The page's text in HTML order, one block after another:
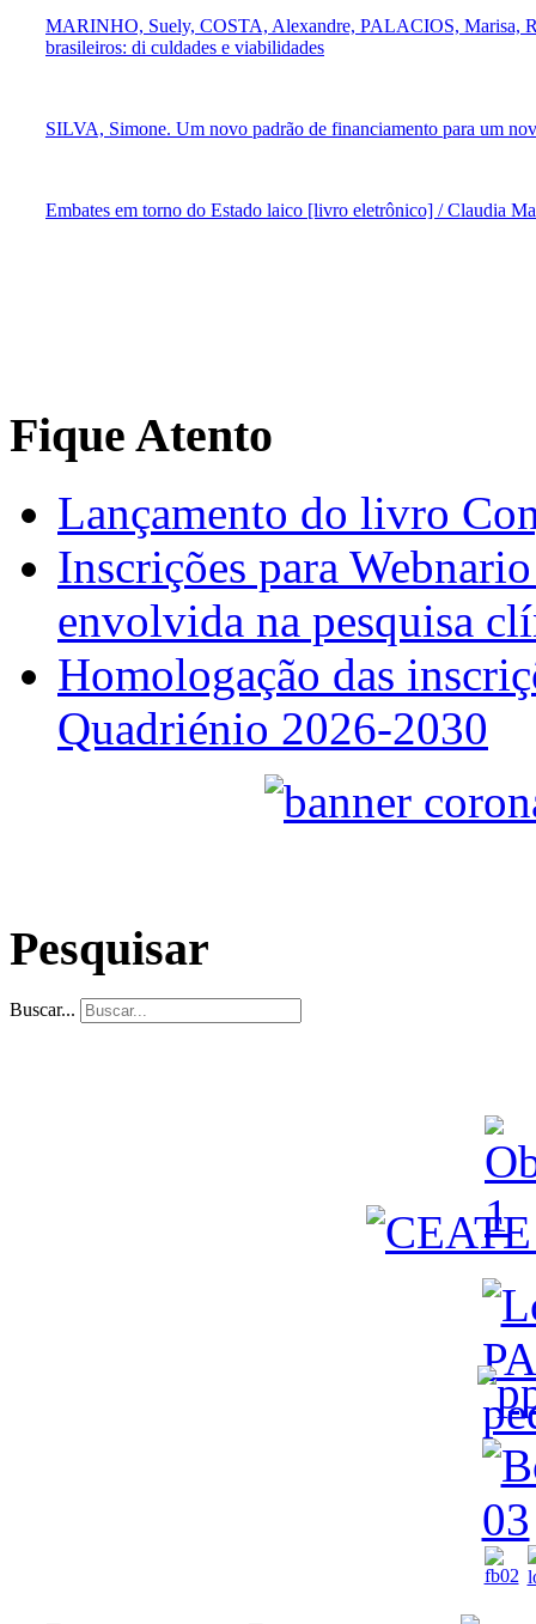
MARINHO, Suely, COSTA, Alexandre, PALACIOS, Marisa,
brasileiros: di culdades e viabilidades
SILVA, Simone. Um novo padrão de financiamento para um
Embates em torno do Estado laico [livro eletrônico] / Claudia
Fique Atento
Lançamento do livro
Inscrições para
envolvida na pesquisa
Homologação das
Quadriénio 2026-2030
Pesquisar
Buscar...